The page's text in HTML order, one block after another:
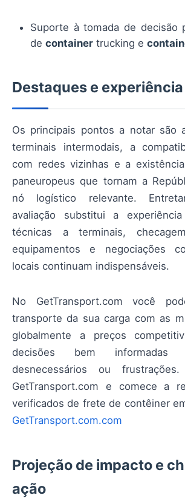
Suporte à tomada de decisão
de container trucking e
Destaques e
Os principais pontos a notar são
terminais intermodais, a
com redes vizinhas e a
paneuropeus que tornam a
nó logístico relevante.
avaliação substitui a
técnicas a terminais,
equipamentos e negociações
locais continuam indispensáveis.
No GetTransport.com você
transporte da sua carga com as
globalmente a preços
decisões bem informadas
desnecessários ou frustrações.
GetTransport.com e comece a
verificados de frete de contêiner
GetTransport.com.com
Projeção de impacto e
ação